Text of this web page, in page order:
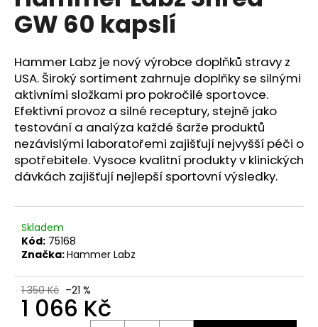
4,5
z
hvězdiček.
GW 60 kapslí
Hammer Labz je nový výrobce doplňků stravy z
USA. Široký sortiment zahrnuje doplňky se silnými
aktivními složkami pro pokročilé sportovce.
Efektivní provoz a silné receptury, stejně jako
testování a analýza každé šarže produktů
nezávislými laboratořemi zajišťují nejvyšší péči o
spotřebitele. Vysoce kvalitní produkty v klinických
dávkách zajišťují nejlepší sportovní výsledky.
Skladem
Kód: 75168
Značka:Hammer Labz
1 350 Kč –21 %
1 066 Kč
a
j
í
t
?
HLEDAT
D
o
p
o
u